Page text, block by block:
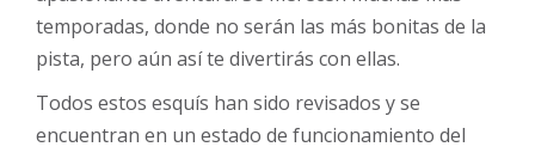
temporadas, donde no serán las más bonitas de la
pista, pero aún así te divertirás con ellas.
Todos estos esquís han sido revisados y se
encuentran en un estado de funcionamiento del